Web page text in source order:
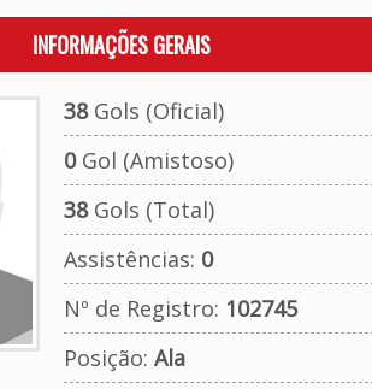
INFORMAÇÕES GERAIS
38Gols (Oficial)
0Gol (Amistoso)
38Gols (Total)
Assistências: 0
Nº de Registro: 102745
Posição: Ala